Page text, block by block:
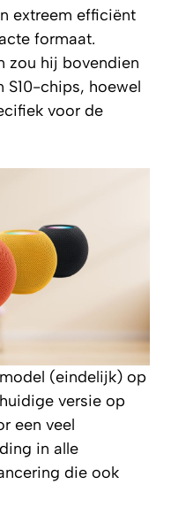
extreem efficiënt
formaat.
zou hij bovendien
S10-chips, hoewel
voor de
(eindelijk) op
versie op
een veel
in alle
die ook